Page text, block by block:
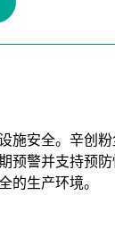
施安全。辛创
预警并支持预
的生产环境。